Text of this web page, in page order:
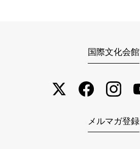
国際文化会館
メルマガ登録